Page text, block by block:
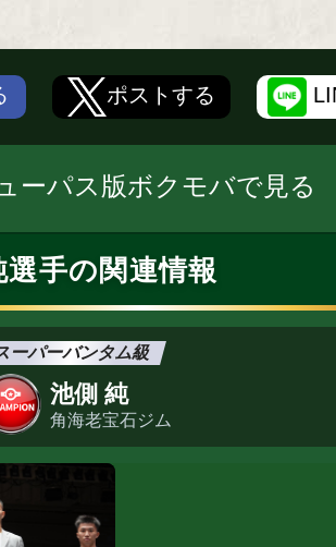
ポストする
ーパス版ボクモバで見る
手の関連情報
ーパーバンタム級
池側 純
角海老宝石ジム